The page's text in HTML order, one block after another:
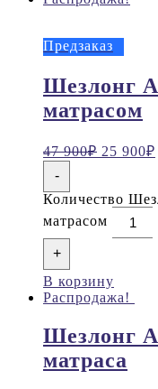
Предзаказ
Шезлонг
матрасом
47 900₽ 25 900₽
-
Количество
матрасом
+
В корзину
Распродажа!
Шезлонг
матраса